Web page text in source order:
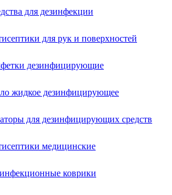
для дезинфекции
для рук и поверхностей
дезинфицирующие
жидкое дезинфицирующее
для дезинфицирующих средств
медицинские
коврики